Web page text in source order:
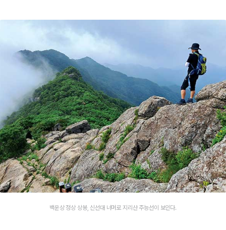
백운상 정상 상봉, 신선대 너머로 지리산 주능선이 보인다.